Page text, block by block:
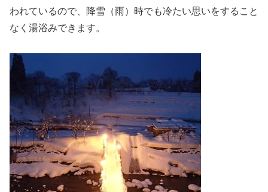
われているので、降雪（雨）時でも冷たい思いをすること
なく湯浴みできます。